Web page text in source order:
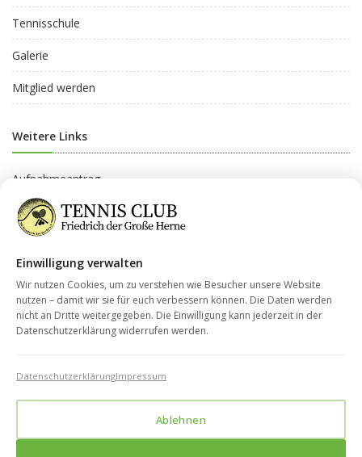
Tennisschule
Galerie
Mitglied werden
Weitere Links
Aufnahmeantrag
Beitragsordnung
Kontakt
info@tc-fdg-herne.de
Einwilligung verwalten
Wir nutzen Cookies, um zu verstehen wie Besucher unsere Website
nutzen – damit wir sie für euch verbessern können. Die Daten werden
nicht an Dritte weitergegeben. Die Einwilligung kann jederzeit in der
Datenschutzerklärung widerrufen werden.
DatenschutzerklärungImpressum
Ablehnen